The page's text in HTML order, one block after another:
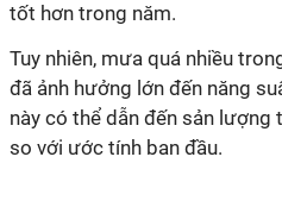
tốt hơn trong năm.
Tuy nhiên, mưa quá nhiều
đã ảnh hưởng lớn đến năng
này có thể dẫn đến sản lượng
so với ước tính ban đầu.